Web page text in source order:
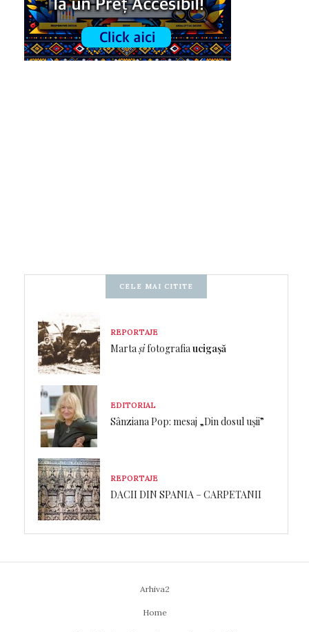
CELE MAI CITITE
REPORTAJE
Martașifotografia ucigașă
EDITORIAL
Sânziana Pop: mesaj „Din dosul ușii”
REPORTAJE
DACII DIN SPANIA – CARPETANII
Arhiva2
Home